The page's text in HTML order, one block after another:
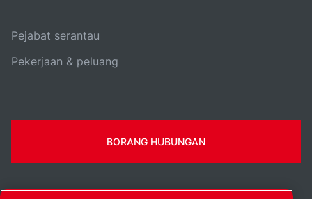
Pejabat serantau
Pekerjaan & peluang
BORANG HUBUNGAN